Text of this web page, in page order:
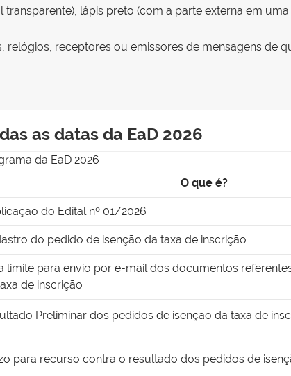
lápis preto (com a parte externa em
receptores ou emissores de mensagens de
as datas da EaD 2026
da EaD 2026
O que é?
do Edital nº 01/2026
do pedido de isenção da taxa de inscrição
limite para envio por e-mail dos documentos
de inscrição
Preliminar dos pedidos de isenção da taxa de
para recurso contra o resultado dos pedidos de